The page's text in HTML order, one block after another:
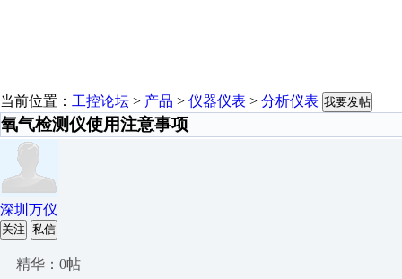
当前位置： 工控论坛 > 产品 > 仪器仪表 > 分析仪表 我要发帖
氧气检测仪使用注意事项
深圳万仪
关注 私信
精华：0帖